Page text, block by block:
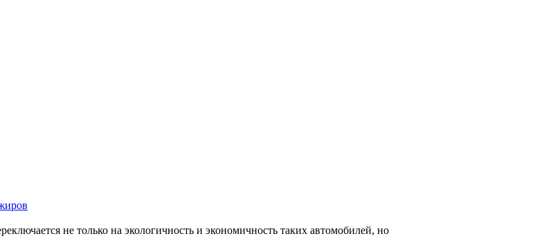
не только на экологичность и экономичность таких автомобилей, но